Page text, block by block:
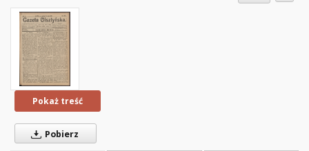
Pokaż treść
Pobierz